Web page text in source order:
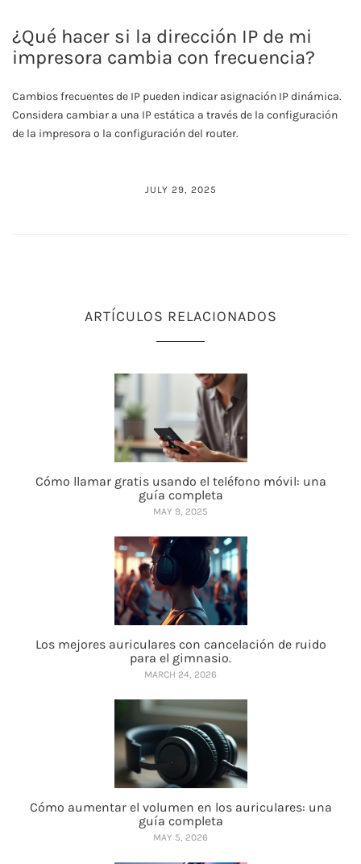
¿Qué hacer si la dirección IP de mi
impresora cambia con frecuencia?
Cambios frecuentes de IP pueden indicar asignación IP dinámica.
Considera cambiar a una IP estática a través de la configuración
de la impresora o la configuración del router.
JULY 29, 2025
ARTÍCULOS RELACIONADOS
Cómo llamar gratis usando el teléfono móvil: una
guía completa
MAY 9, 2025
Los mejores auriculares con cancelación de ruido
para el gimnasio.
MARCH 24, 2026
Cómo aumentar el volumen en los auriculares: una
guía completa
MAY 5, 2026